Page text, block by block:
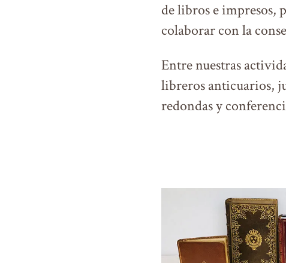
de libros e impresos,
colaborar con la
Entre nuestras
libreros anticuarios,
redondas y